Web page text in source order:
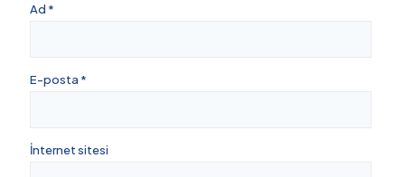
Ad *
E-posta *
İnternet sitesi